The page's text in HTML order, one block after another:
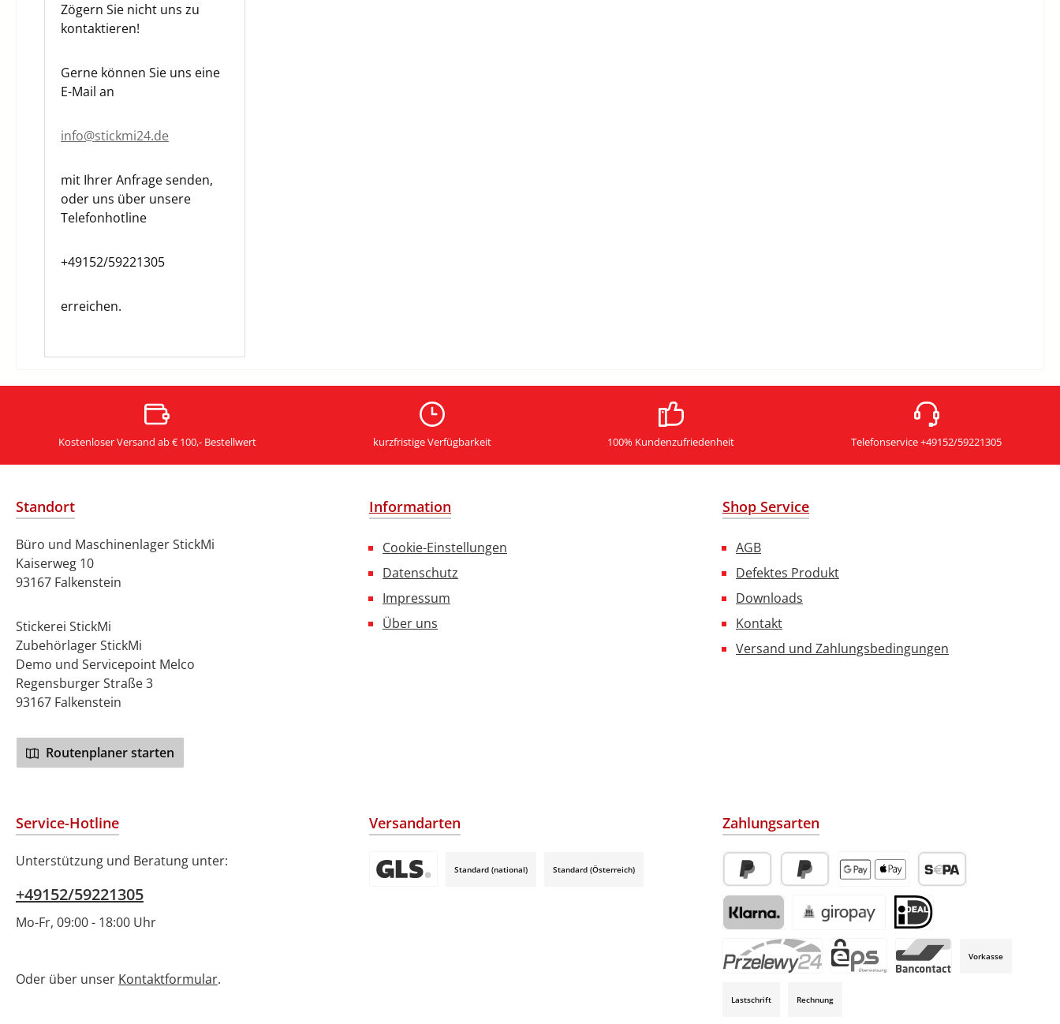
Zögern Sie nicht uns zu
kontaktieren!
Gerne können Sie uns eine
E-Mail an
info@stickmi24.de
mit Ihrer Anfrage senden,
oder uns über unsere
Telefonhotline
+49152/59221305
erreichen.
Kostenloser Versand ab € 100,- Bestellwert kurzfristige Verfügbarkeit 100% Kundenzufriedenheit Telefonservice +49152/59221305
Standort
Büro und Maschinenlager StickMi
Kaiserweg 10
93167 Falkenstein
Stickerei StickMi
Zubehörlager StickMi
Demo und Servicepoint Melco
Regensburger Straße 3
93167 Falkenstein
Routenplaner starten
Information
Cookie-Einstellungen
Datenschutz
Impressum
Über uns
Shop Service
AGB
Defektes Produkt
Downloads
Kontakt
Versand und Zahlungsbedingungen
Service-Hotline
Unterstützung und Beratung unter:
+49152/59221305
Mo-Fr, 09:00 - 18:00 Uhr
Oder über unser Kontaktformular.
Versandarten
Standard (national) Standard (Österreich)
Zahlungsarten
PayPal Später BezahlenApple Pay / Google Pay (via Stripe)
SEPA-Lastschrift (via
Klarna (via Stripe)Giropay (via Stripe) iDeal (via Stripe)
Vorkasse
Lastschrift Rechnung